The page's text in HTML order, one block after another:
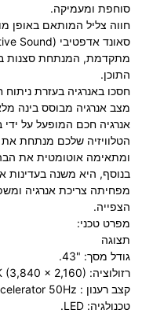
סוחפת ומעמיקה.
חווה צליל המותאם באופן
מתקדמת, המנתחת סצנות
התוכן.
חסכו באנרגיה בעזרת ניתוח
מצב אנרגיה מבוסס בינה
אנרגיה חכם המופעל על ידי
הטלוויזיה שלכם מנתחת
ומתאימה אוטומטית את
בנוסף, היא משנה בעדינות
מפחיתה צריכת אנרגיה
הצפייה.
מפרט טכני:
תצוגה
גודל מסך: "43.
רזולוציה: 4K (3,840 x 2,160).
קצב רענון : Motion Xcelerator 50Hz.
טכנולגיה: LED.